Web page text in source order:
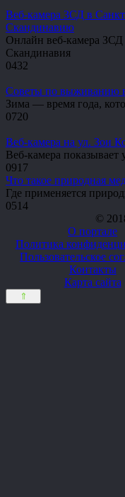
Веб-камера ЗСД в
Скандинавию
Онлайн веб-камера ЗСД
Скандинавия
0432
Советы по выживанию
Зима — время года,
0720
Веб-камера на ул. Зои
Веб-камера показывает
0917
Что такое природная
Где применяется
0514
©
О портале
Политика
Пользовательское
Контакты
Карта сайта